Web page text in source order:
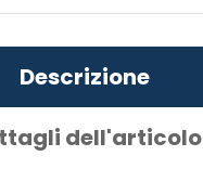
Descrizione
dell'articolo